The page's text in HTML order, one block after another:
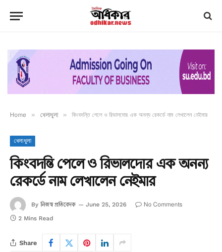
Home » খেলাধুলা » কিংবদন্তি পেলে ও রিভালদোর এক অনন্য রেকর্ডে নাম লেখালেন নেইমার
খেলাধুলা
কিংবদন্তি পেলে ও রিভালদোর এক অনন্য
রেকর্ডে নাম লেখালেন নেইমার
By নিজস্ব প্রতিবেদক June 25, 2026 No Comments
2 Mins Read
Share